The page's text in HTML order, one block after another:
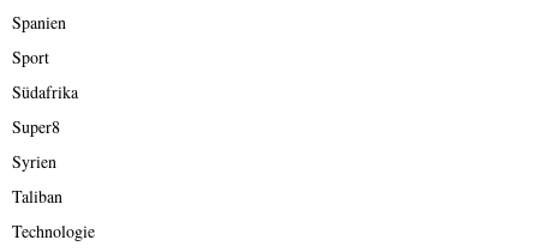
Spanien
Sport
Südafrika
Super8
Syrien
Taliban
Technologie